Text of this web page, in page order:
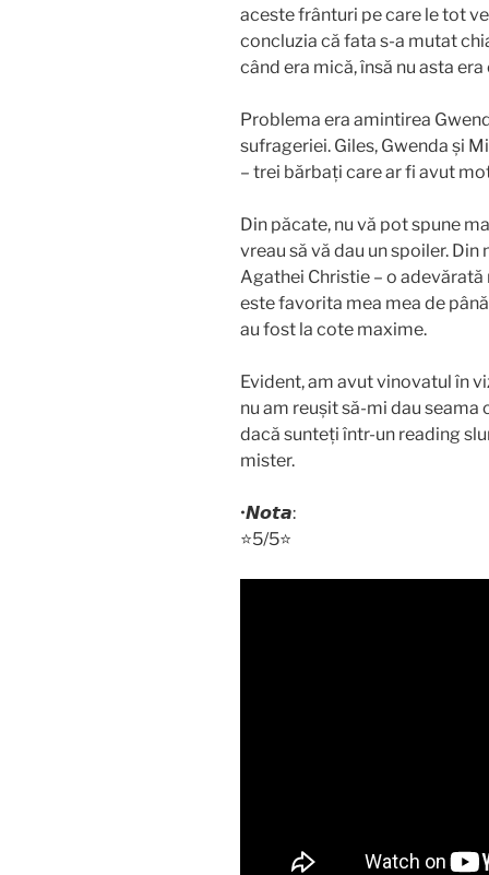
aceste frânturi pe care le tot
concluzia că fata s-a mutat
când era mică, însă nu asta
Problema era amintirea
sufrageriei. Giles, Gwenda și
– trei bărbați care ar fi avut
Din păcate, nu vă pot spune
vreau să vă dau un spoiler.
Agathei Christie – o
este favorita mea mea de
au fost la cote maxime.
Evident, am avut vinovatul în
nu am reușit să-mi dau
dacă sunteți într-un reading
mister.
•𝙉𝙤𝙩𝙖:
⭐️5/5⭐️